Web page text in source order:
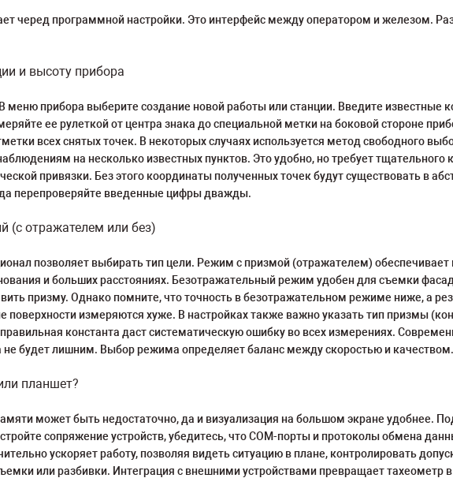
черед программной настройки. Это интерфейс между оператором и железом.
и высоту прибора
меню прибора выберите создание новой работы или станции. Введите известные
ее рулеткой от центра знака до специальной метки на боковой стороне
всех снятых точек. В некоторых случаях используется метод свободного
на несколько известных пунктов. Это удобно, но требует
привязки. Без этого координаты полученных точек будут существовать в
перепроверяйте введенные цифры дважды.
(с отражателем или без)
позволяет выбирать тип цели. Режим с призмой (отражателем)
и больших расстояниях. Безотражательный режим удобен для съемки
призму. Однако помните, что точность в безотражательном режиме ниже, а
поверхности измеряются хуже. В настройках также важно указать тип призмы
константа даст систематическую ошибку во всех измерениях.
не будет лишним. Выбор режима определяет баланс между скоростью и качеством.
планшет?
может быть недостаточно, да и визуализация на большом экране удобнее.
сопряжение устройств, убедитесь, что COM-порты и протоколы обмена
ускоряет работу, позволяя видеть ситуацию в плане, контролировать
или разбивки. Интеграция с внешними устройствами превращает тахеометр